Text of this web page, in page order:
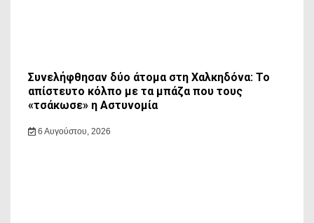
Συνελήφθησαν δύο άτομα στη Χαλκηδόνα: Το
απίστευτο κόλπο με τα μπάζα που τους
«τσάκωσε» η Αστυνομία
6 Αυγούστου, 2026